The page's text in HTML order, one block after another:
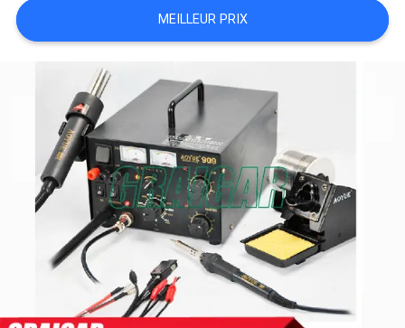
POLITIQUE
CONFIDENTIALITÉ
MEILLEUR PRIX